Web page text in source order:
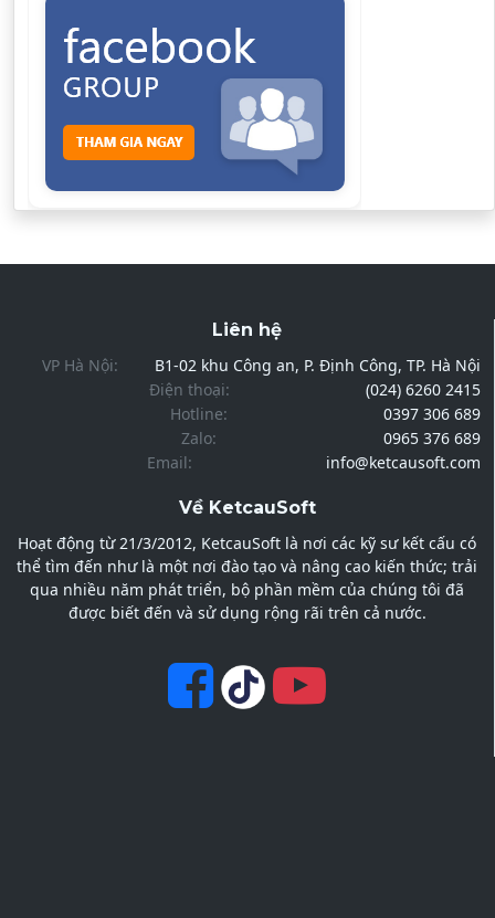
Liên hệ
VP Hà Nội:
B1-02 khu Công an, P. Định Công, TP. Hà Nội
Điện thoại:
(024) 6260 2415
Hotline:
0397 306 689
Zalo:
0965 376 689
Email:
info@ketcausoft.com
Về KetcauSoft
Hoạt động từ 21/3/2012, KetcauSoft là nơi các kỹ sư kết cấu có
thể tìm đến như là một nơi đào tạo và nâng cao kiến thức; trải
qua nhiều năm phát triển, bộ phần mềm của chúng tôi đã
được biết đến và sử dụng rộng rãi trên cả nước.